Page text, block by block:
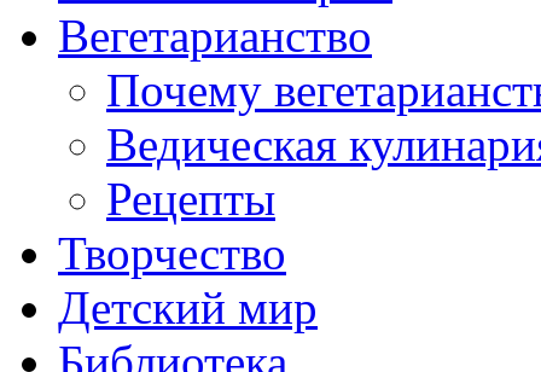
Вегетарианство
Почему
Ведическая
Рецепты
Творчество
Детский мир